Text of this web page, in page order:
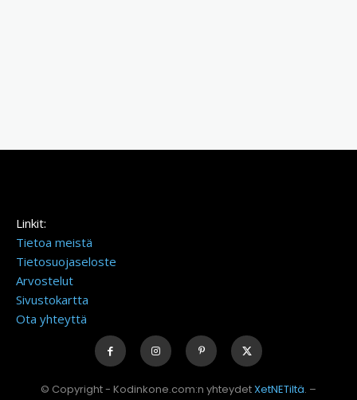
Linkit:
Tietoa meistä
Tietosuojaseloste
Arvostelut
Sivustokartta
Ota yhteyttä
© Copyright - Kodinkone.com:n yhteydetXetNETiltä. –